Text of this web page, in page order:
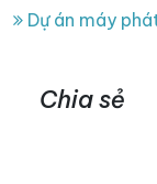
Dự án máy
Chia sẻ